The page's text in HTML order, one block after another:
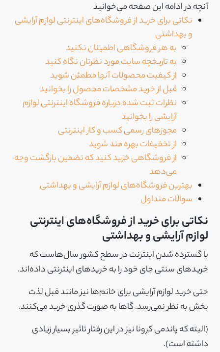
آنچه در ادامه این صفحه می‌خوانید
نکاتی برای خرید از فروشگاه‌های اینترنتی لوازم آرایشی
و بهداشتی
به هر فروشگاهی اطمینان نکنید
به تاریخچه سایت مورد نظرتان نگاه کنید
از کیفیت محصولات آنها مطمئن شوید
قبل از خرید مشخصات محصول را بخوانید
نظرات ثبت شده درباره فروشگاه اینترنتی لوازم
آرایشی را بخوانید
مجوزهای رسمی کسب و کار اینترنتی
از تخفیفات بهره مند شوید
از فروشگاهی خرید کنید که تضمین بازگشت وجه
می‌دهد
بهترین فروشگاه‌های لوازم آرایشی و بهداشتی
سوالات متداول
نکاتی برای خرید از فروشگاه‌های اینترنتی
لوازم آرایشی و بهداشتی
با گسترده شدن اینترنت در سطح کشور سال‌هاست که
خریدهای سنتی جای خود را به خریدهای اینترنتی داده‌اند.
حتی خرید لوازم آرایشی برای خانم‌ها نیز مانند قبل لذت
بخش به نظر نمی‌رسد. گاها به صورت گذری خرید می‌کنند.
(البته که پاندمی کرونا نیز در این رفتار تاثیر بسیار زیادی
داشته است).